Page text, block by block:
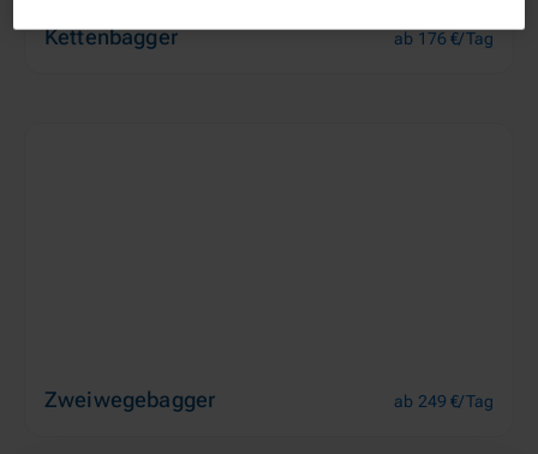
Kettenbagger ab 176 €/Tag
Zweiwegebagger ab 249 €/Tag